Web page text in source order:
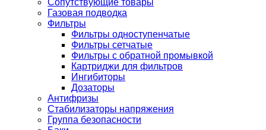
Сопутствующие товары
Газовая подводка
Фильтры
Фильтры одноступенчатые
Фильтры сетчатые
Фильтры с обратной промывкой
Картриджи для фильтров
Ингибиторы
Дозаторы
Антифризы
Стабилизаторы напряжения
Группа безопасности